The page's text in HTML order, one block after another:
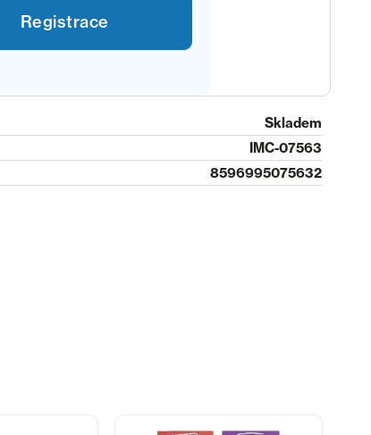
Registrace
Skladem
IMC-07563
8596995075632